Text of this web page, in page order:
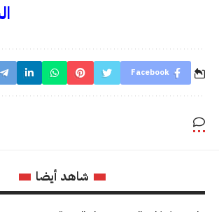
Facebook
شاهد أيضا